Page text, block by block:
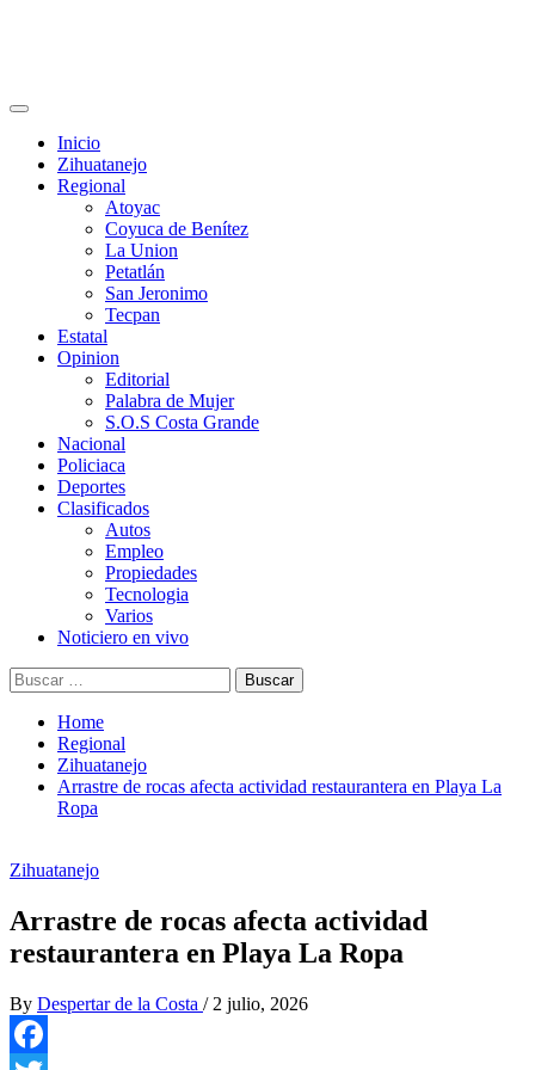
Primary
Inicio
Zihuatanejo
Regional
Atoyac
Coyuca de Benítez
La Union
Petatlán
San Jeronimo
Tecpan
Estatal
Opinion
Editorial
Palabra de Mujer
S.O.S Costa Grande
Nacional
Policiaca
Deportes
Clasificados
Autos
Empleo
Propiedades
Tecnologia
Varios
Noticiero en vivo
Buscar:
Home
Regional
Zihuatanejo
Arrastre de rocas afecta actividad restaurantera en Playa La
Ropa
Zihuatanejo
Arrastre de rocas afecta actividad
restaurantera en Playa La Ropa
By Despertar de la Costa / 2 julio, 2026